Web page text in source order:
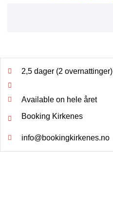
2,5 dager (2 overnattinger)
Available on hele året
Booking Kirkenes
info@bookingkirkenes.no